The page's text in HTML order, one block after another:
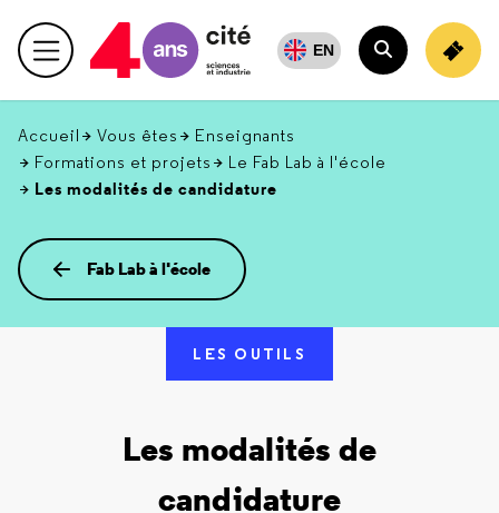
en
haut
Menu principal EN
Rechercher
Accueil Vous êtes
Enseignants
Formations et projets
Le Fab Lab à l'école
Les modalités de candidature
Fab Lab à l'école
LES OUTILS
Les modalités de
candidature